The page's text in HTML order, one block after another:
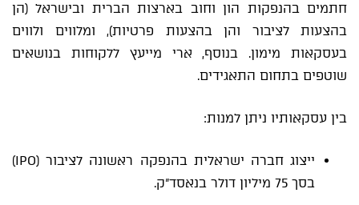
חתמים בהנפקות הון וחוב בארצות הברית ובישראל (הן
בהצעות לציבור והן בהצעות פרטיות), ומלווים ולווים
בעסקאות מימון. בנוסף, ארי מייעץ ללקוחות בנושאים
שוטפים בתחום התאגידים.
בין עסקאותיו ניתן למנות:
ייצוג חברה ישראלית בהנפקה ראשונה לציבור (IPO)
בסך 75 מיליון דולר בנאסד"ק.